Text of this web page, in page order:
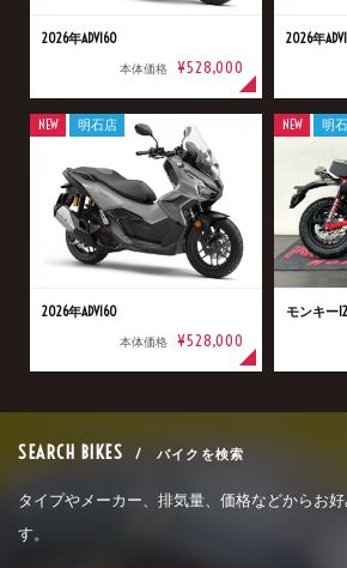
2026年ADV160
本体価格 ¥528,000
2026年
2026年ADV160
本体価格 ¥528,000
NEW 明石店
モンキー
NEW 明
SEARCH BIKES / バイクを検索
タイプやメーカー、排気量、価格などからお
す。